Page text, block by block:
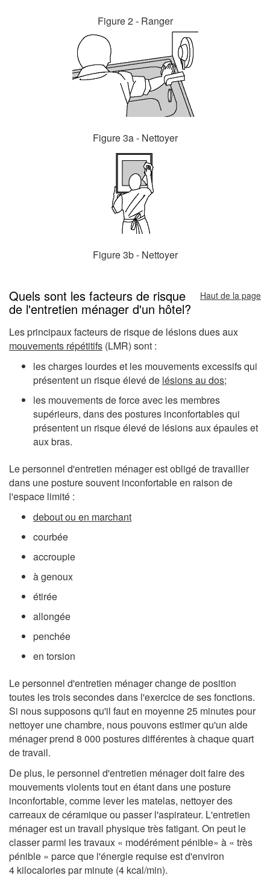
Figure 2 - Ranger
Figure 3a - Nettoyer
Figure 3b - Nettoyer
Quels sont les facteurs de risque
de l'entretien ménager d'un hôtel?
Haut de la page
Les principaux facteurs de risque de lésions dues aux
mouvements répétitifs (LMR) sont :
les charges lourdes et les mouvements excessifs qui
présentent un risque élevé de lésions au dos;
les mouvements de force avec les membres
supérieurs, dans des postures inconfortables qui
présentent un risque élevé de lésions aux épaules et
aux bras.
Le personnel d'entretien ménager est obligé de travailler
dans une posture souvent inconfortable en raison de
l'espace limité :
debout ou en marchant
courbée
accroupie
à genoux
étirée
allongée
penchée
en torsion
Le personnel d'entretien ménager change de position
toutes les trois secondes dans l'exercice de ses fonctions.
Si nous supposons qu'il faut en moyenne 25 minutes pour
nettoyer une chambre, nous pouvons estimer qu'un aide
ménager prend 8 000 postures différentes à chaque quart
de travail.
De plus, le personnel d'entretien ménager doit faire des
mouvements violents tout en étant dans une posture
inconfortable, comme lever les matelas, nettoyer des
carreaux de céramique ou passer l'aspirateur. L'entretien
ménager est un travail physique très fatigant. On peut le
classer parmi les travaux « modérément pénible» à « très
pénible » parce que l'énergie requise est d'environ
4 kilocalories par minute (4 kcal/min).